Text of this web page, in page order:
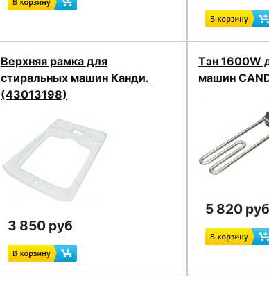
Верхняя рамка для
стиральных машин Канди.
(43013198)
3 850 руб
Тэн 1600W
машин
5 820 руб